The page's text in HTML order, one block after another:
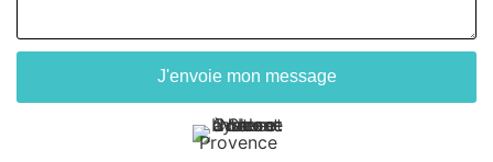
J'envoie mon message